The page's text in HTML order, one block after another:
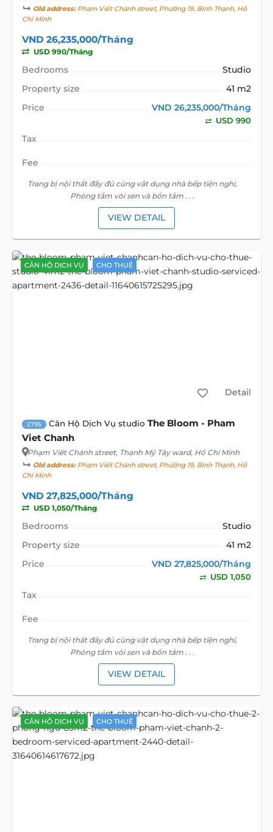
Old address:Phạm Viết Chánh street, Phường 19, Bình Thạnh, Hồ
Chí Minh
VND 26,235,000/Tháng
USD 990/Tháng
Bedrooms
Studio
Property size
41 m2
Price
VND 26,235,000/Tháng
USD 990
Tax
Fee
Trang bị nội thất đầy đủ cùng vật dụng nhà bếp tiện nghi,
Phòng tắm vòi sen và bồn tắm . . .
VIEW DETAIL
CĂN HỘ DỊCH VỤ CHO THUÊ
Detail
2795 Căn Hộ Dịch Vụ studio The Bloom - Pham
Viet Chanh
Phạm Viết Chánh street, Thạnh Mỹ Tây ward, Hồ Chí Minh
Old address:Phạm Viết Chánh street, Phường 19, Bình Thạnh, Hồ
Chí Minh
VND 27,825,000/Tháng
USD 1,050/Tháng
Bedrooms
Studio
Property size
41 m2
Price
VND 27,825,000/Tháng
USD 1,050
Tax
Fee
Trang bị nội thất đầy đủ cùng vật dụng nhà bếp tiện nghi,
Phòng tắm vòi sen và bồn tắm . . .
VIEW DETAIL
CĂN HỘ DỊCH VỤ CHO THUÊ